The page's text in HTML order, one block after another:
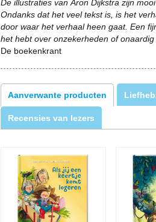
De illustraties van Aron Dijkstra zijn
Ondanks dat het veel tekst is, is het
door waar het verhaal heen gaat. Een
het hebt over onzekerheden of onaardig
De boekenkrant
Aanverwante producten
Recensies van lezers